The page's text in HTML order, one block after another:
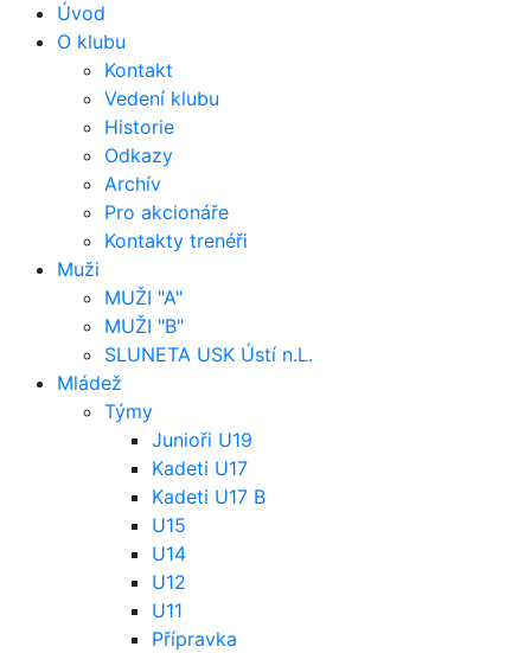
Úvod
O klubu
Kontakt
Vedení klubu
Historie
Odkazy
Archív
Pro akcionáře
Kontakty trenéři
Muži
MUŽI "A"
MUŽI "B"
SLUNETA USK Ústí n.L.
Mládež
Týmy
Junioři U19
Kadeti U17
Kadeti U17 B
U15
U14
U12
U11
Přípravka